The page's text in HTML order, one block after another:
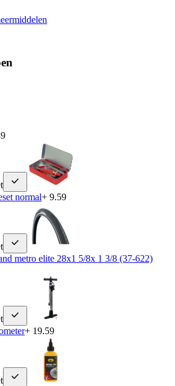
normal+ 9.59
metro elite 28x1 5/8x 1 3/8 (37-622)
+ 19.59